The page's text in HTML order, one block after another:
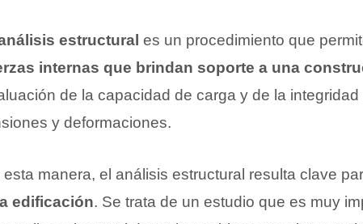
estructural es un procedimiento que
internas que brindan soporte a una
de la capacidad de carga y de la
y deformaciones.
esta manera, el análisis estructural resulta clave
edificación. Se trata de un estudio que es muy